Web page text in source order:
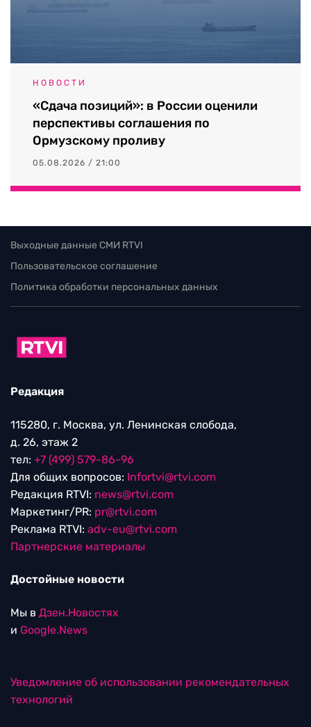
НОВОСТИ
«Сдача позиций»: в России оценили
перспективы соглашения по
Ормузскому проливу
05.08.2026 / 21:00
Выходные данные СМИ RTVI
Пользовательское соглашение
Политика обработки персональных данных
Редакция
115280, г. Москва, ул. Ленинская слобода,
д. 26, этаж 2
тел: +7 (499) 579-86-96
Для общих вопросов: Infortvi@rtvi.com
Редакция RTVI: news@rtvi.com
Маркетинг/PR: pr@rtvi.com
Реклама RTVI: adv-eu@rtvi.com
Партнерские материалы
Достойные новости
Мы в Дзен.Новостях
и Google.News
Уведомление об использовании рекомендательных
технологий